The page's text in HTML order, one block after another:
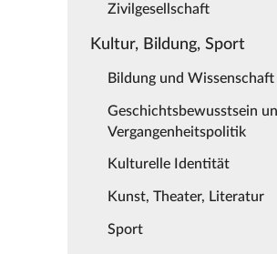
Zivilgesellschaft
Kultur, Bildung, Sport
Bildung und Wissenschaft
Geschichtsbewusstsein
Vergangenheitspolitik
Kulturelle Identität
Kunst, Theater, Literatur
Sport